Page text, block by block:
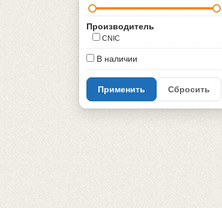
Производитель
CNIC
В наличии
Применить Сбросить